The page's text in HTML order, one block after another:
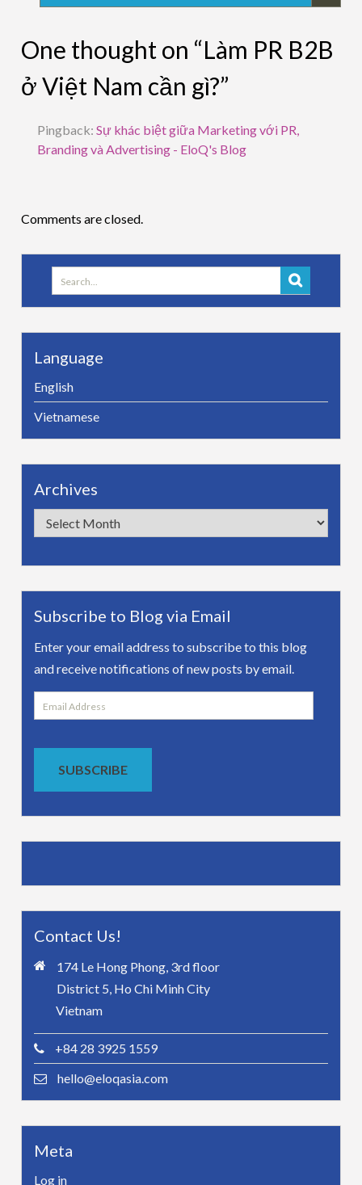
One thought on “Làm PR B2B
ở Việt Nam cần gì?”
Pingback:Sự khác biệt giữa Marketing với PR,
Branding và Advertising - EloQ's Blog
Comments are closed.
Search
for:
Language
English
Vietnamese
Archives
Archives
Subscribe to Blog via Email
Enter your email address to subscribe to this blog
and receive notifications of new posts by email.
Email
Address
SUBSCRIBE
Contact Us!
174 Le Hong Phong, 3rd floor
District 5, Ho Chi Minh City
Vietnam
+84 28 3925 1559
hello@eloqasia.com
Meta
Log in